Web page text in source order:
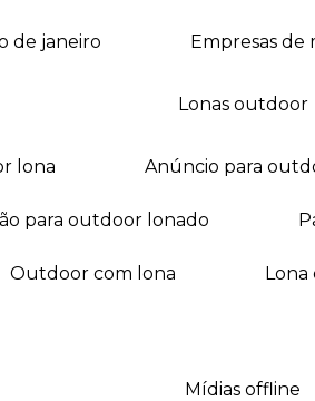
de janeiro empresas
lonas outdoor
lona anúncio para
para outdoor lonado
outdoor com lona
mídias offline